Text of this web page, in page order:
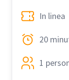
In linea
20
1